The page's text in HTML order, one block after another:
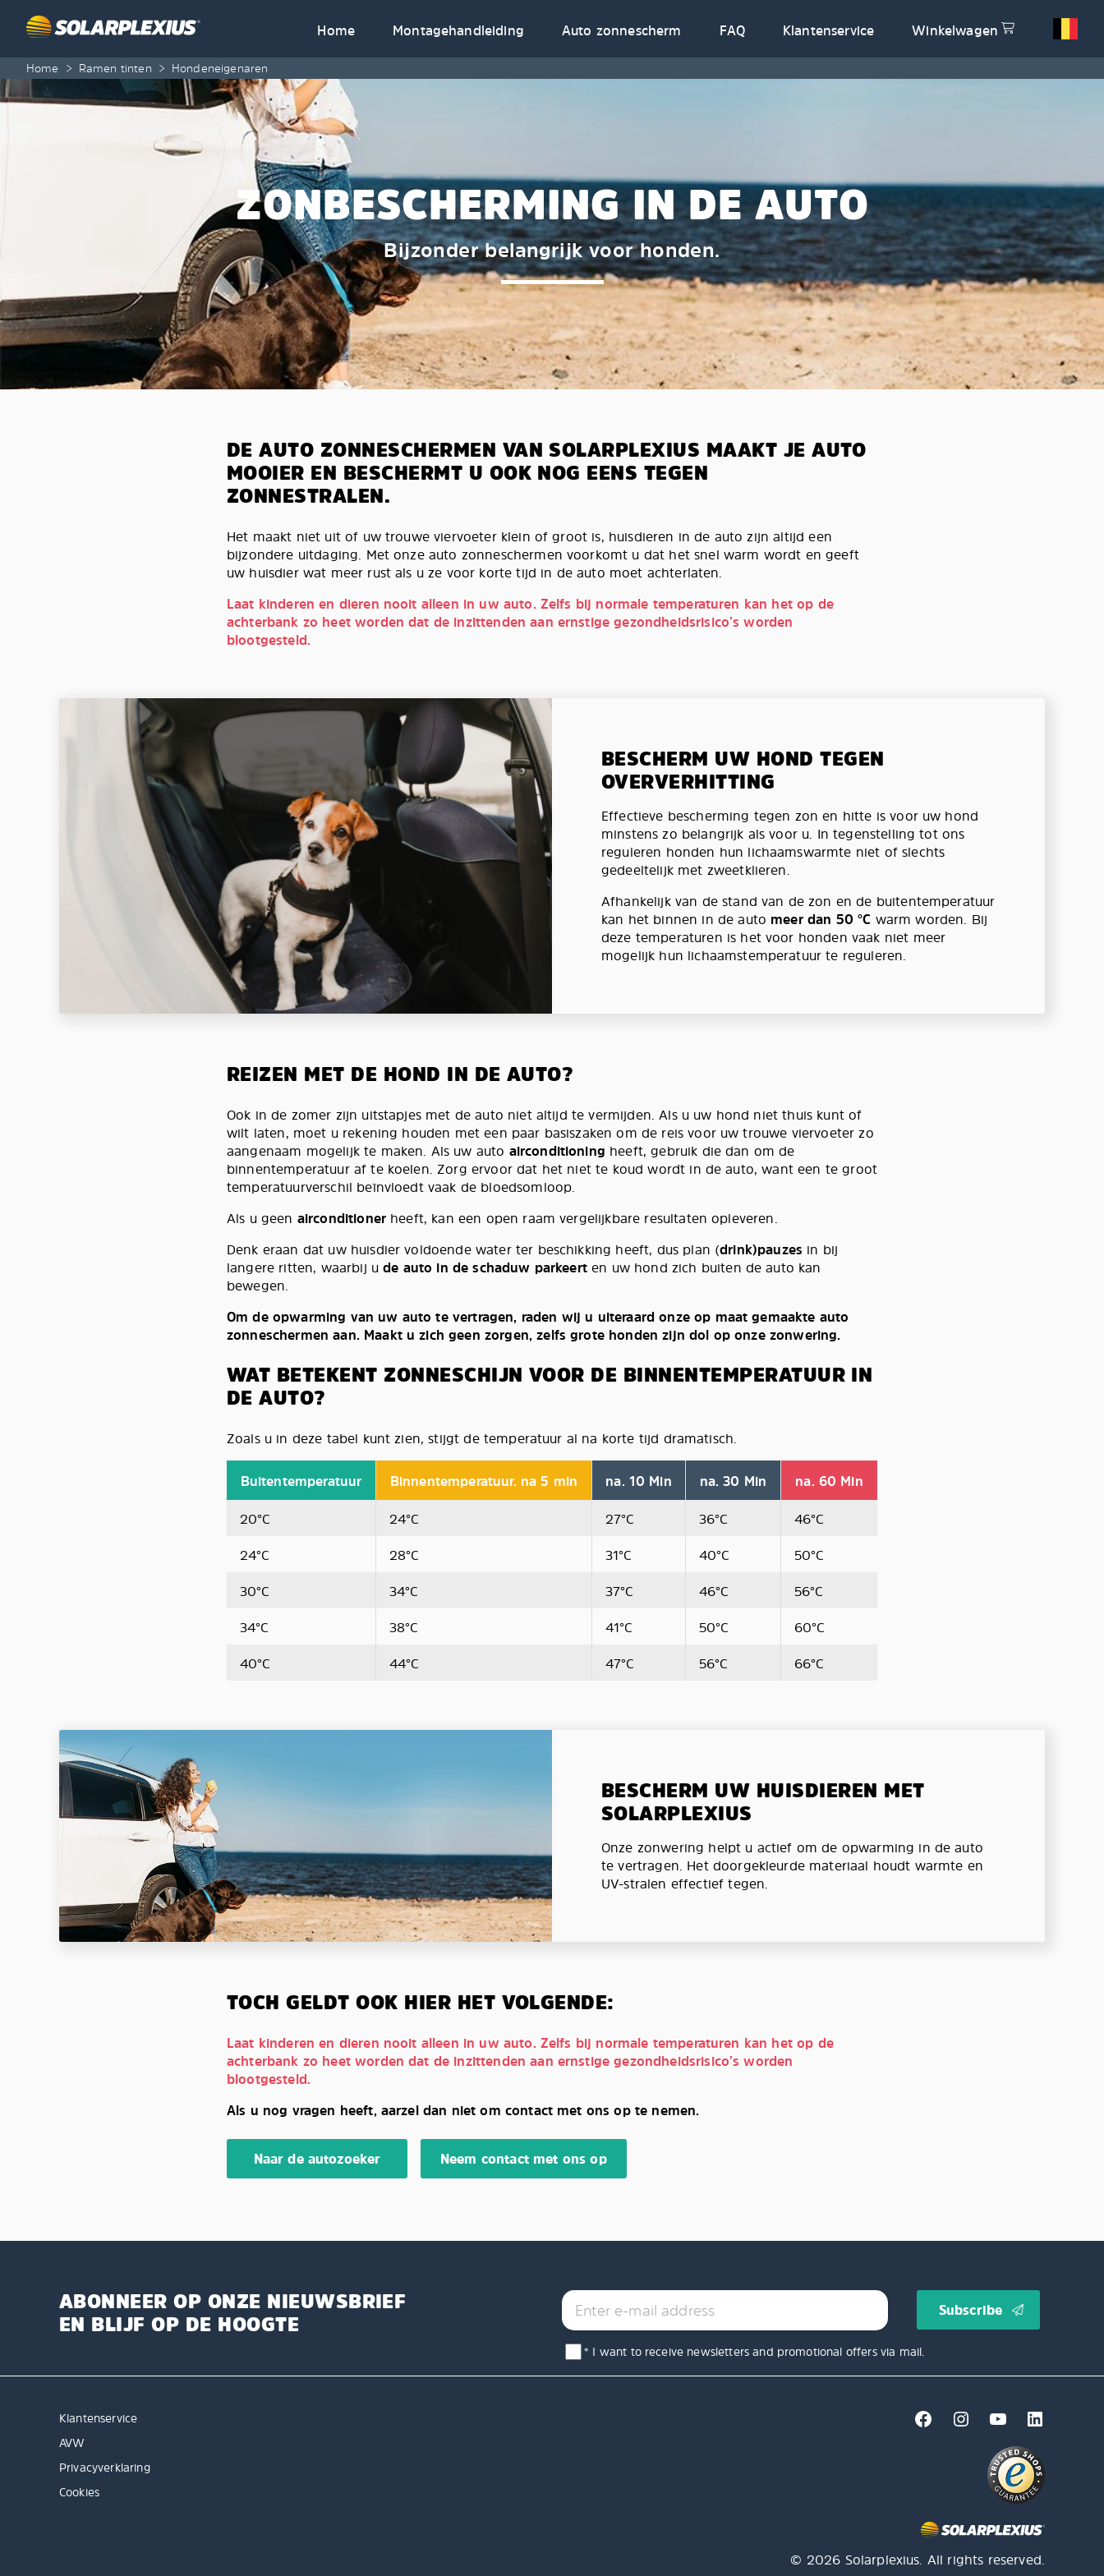
Home
Montagehandleiding Auto zonnescherm FAQ Klantenservice Winkelwagen
Home > Ramen tinten > Hondeneigenaren
ZONBESCHERMING IN DE AUTO
Bijzonder belangrijk voor honden.
DE AUTO ZONNESCHERMEN VAN SOLARPLEXIUS MAAKT JE AUTO
MOOIER EN BESCHERMT U OOK NOG EENS TEGEN
ZONNESTRALEN.
Het maakt niet uit of uw trouwe viervoeter klein of groot is, huisdieren in de auto zijn altijd een
bijzondere uitdaging. Met onze auto zonneschermen voorkomt u dat het snel warm wordt en geeft
uw huisdier wat meer rust als u ze voor korte tijd in de auto moet achterlaten.
Laat kinderen en dieren nooit alleen in uw auto. Zelfs bij normale temperaturen kan het op de
achterbank zo heet worden dat de inzittenden aan ernstige gezondheidsrisico’s worden
blootgesteld.
BESCHERM UW HOND TEGEN
OVERVERHITTING
Effectieve bescherming tegen zon en hitte is voor uw hond
minstens zo belangrijk als voor u. In tegenstelling tot ons
reguleren honden hun lichaamswarmte niet of slechts
gedeeltelijk met zweetklieren.
Afhankelijk van de stand van de zon en de buitentemperatuur
kan het binnen in de auto meer dan 50 °C warm worden. Bij
deze temperaturen is het voor honden vaak niet meer
mogelijk hun lichaamstemperatuur te reguleren.
REIZEN MET DE HOND IN DE AUTO?
Ook in de zomer zijn uitstapjes met de auto niet altijd te vermijden. Als u uw hond niet thuis kunt of
wilt laten, moet u rekening houden met een paar basiszaken om de reis voor uw trouwe viervoeter zo
aangenaam mogelijk te maken. Als uw auto airconditioning heeft, gebruik die dan om de
binnentemperatuur af te koelen. Zorg ervoor dat het niet te koud wordt in de auto, want een te groot
temperatuurverschil beïnvloedt vaak de bloedsomloop.
Als u geen airconditioner heeft, kan een open raam vergelijkbare resultaten opleveren.
Denk eraan dat uw huisdier voldoende water ter beschikking heeft, dus plan (drink)pauzes in bij
langere ritten, waarbij ude auto in de schaduw parkeerten uw hond zich buiten de auto kan
bewegen.
Om de opwarming van uw auto te vertragen, raden wij u uiteraard onze op maat gemaakte auto
zonneschermen aan. Maakt u zich geen zorgen, zelfs grote honden zijn dol op onze zonwering.
WAT BETEKENT ZONNESCHIJN VOOR DE BINNENTEMPERATUUR IN
DE AUTO?
Zoals u in deze tabel kunt zien, stijgt de temperatuur al na korte tijd dramatisch.
Buitentemperatuur Binnentemperatuur. na 5 min na. 10 Min na. 30 Min na. 60 Min
20°C 24°C 27°C 36°C
46°C
24°C
28°C 31°C 40°C
50°C
30°C
34°C 37°C 46°C
56°C
34°C
38°C 41°C 50°C
60°C
40°C
44°C 47°C 56°C 66°C
BESCHERM UW HUISDIEREN MET
SOLARPLEXIUS
Onze zonwering helpt u actief om de opwarming in de auto
te vertragen. Het doorgekleurde materiaal houdt warmte en
UV-stralen effectief tegen.
TOCH GELDT OOK HIER HET VOLGENDE:
Laat kinderen en dieren nooit alleen in uw auto. Zelfs bij normale temperaturen kan het op de
achterbank zo heet worden dat de inzittenden aan ernstige gezondheidsrisico’s worden
blootgesteld.
Als u nog vragen heeft, aarzel dan niet om contact met ons op te nemen.
Naar de autozoeker Neem contact met ons op
ABONNEER OP ONZE NIEUWSBRIEF
EN BLIJF OP DE HOOGTE
* I want to receive newsletters and promotional offers via mail.
Klantenservice
AVW
Privacyverklaring
Cookies
© 2026 Solarplexius. All rights reserved.